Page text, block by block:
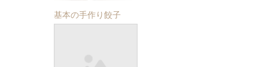
基本の手作り餃子